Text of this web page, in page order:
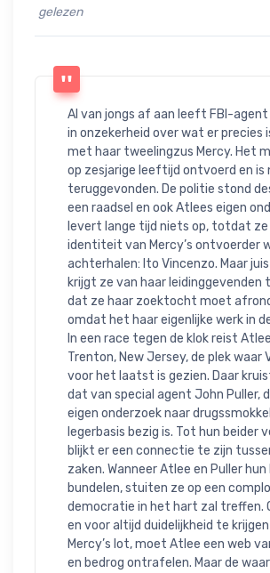
gelezen
Al van jongs af aan leeft FBI-agent
in onzekerheid over wat er precies
met haar tweelingzus Mercy. Het
op zesjarige leeftijd ontvoerd en is
teruggevonden. De politie stond
een raadsel en ook Atlees eigen
levert lange tijd niets op, totdat ze
identiteit van Mercy’s ontvoerder
achterhalen: Ito Vincenzo. Maar
krijgt ze van haar leidinggevenden
dat ze haar zoektocht moet
omdat het haar eigenlijke werk in
In een race tegen de klok reist
Trenton, New Jersey, de plek waar
voor het laatst is gezien. Daar
dat van special agent John Puller,
eigen onderzoek naar
legerbasis bezig is. Tot hun beider
blijkt er een connectie te zijn
zaken. Wanneer Atlee en Puller
bundelen, stuiten ze op een
democratie in het hart zal treffen.
en voor altijd duidelijkheid te
Mercy’s lot, moet Atlee een web
en bedrog ontrafelen. Maar de